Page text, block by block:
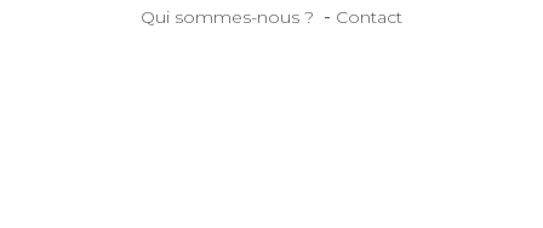
Qui sommes-nous ? - Contact